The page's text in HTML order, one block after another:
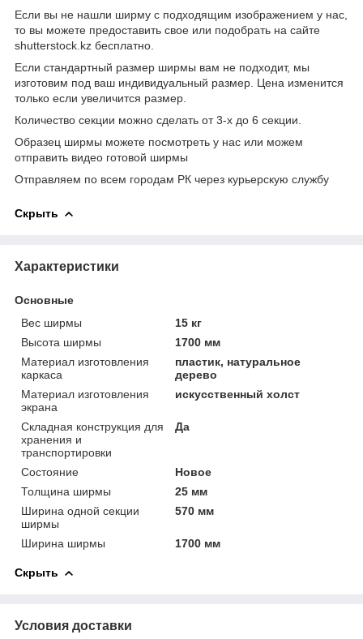
Если вы не нашли ширму с подходящим изображением у нас,
то вы можете предоставить свое или подобрать на сайте
shutterstock.kz бесплатно.
Если стандартный размер ширмы вам не подходит, мы
изготовим под ваш индивидуальный размер. Цена изменится
только если увеличится размер.
Количество секции можно сделать от 3-х до 6 секции.
Образец ширмы можете посмотреть у нас или можем
отправить видео готовой ширмы
Отправляем по всем городам РК через курьерскую службу
Скрыть
Характеристики
Основные
Вес ширмы
15 кг
Высота ширмы
1700 мм
Материал изготовления
каркаса
пластик, натуральное
дерево
Материал изготовления
экрана
искусственный холст
Складная конструкция для
хранения и
транспортировки
Да
Состояние
Новое
Толщина ширмы
25 мм
Ширина одной секции
ширмы
570 мм
Ширина ширмы 1700 мм
Скрыть
Условия доставки